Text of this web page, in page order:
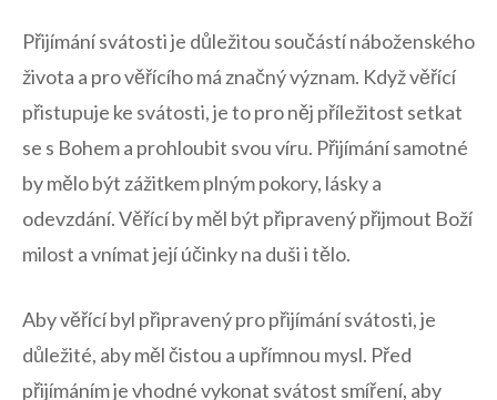
Přijímání svátosti je důležitou součástí náboženského
života ​a pro věřícího má​ značný ​význam. Když věřící
přistupuje⁣ ke svátosti, ⁣je to ‍pro něj příležitost setkat
se s ⁢Bohem a prohloubit svou víru. ⁣Přijímání samotné
by mělo⁣ být zážitkem plným pokory, lásky a
⁢odevzdání. Věřící ‍by měl být připravený přijmout Boží
milost ⁣a vnímat její⁤ účinky na⁤ duši i tělo.
Aby věřící⁢ byl⁤ připravený ⁢pro⁤ přijímání svátosti, je
⁣důležité,⁤ aby​ měl čistou ​a upřímnou mysl. Před
přijímáním je vhodné vykonat svátost smíření, aby